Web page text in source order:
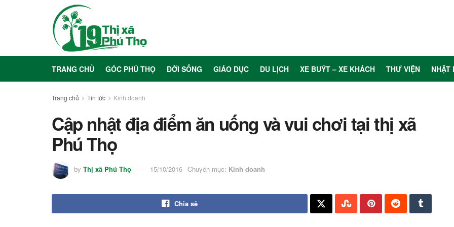
TRANG CHỦ GÓC PHÚ THỌ ĐỜI SỐNG GIÁO DỤC DU LỊCH XE BUÝT – XE KHÁCH THƯ VIỆN NHẬT
Trang chủ Tin tức Kinh doanh
Cập nhật địa điểm ăn uống và vui chơi tại thị xã
Phú Thọ
by Thị xã Phú Thọ 15/10/2016 Chuyên mục: Kinh doanh
Chia sẻ